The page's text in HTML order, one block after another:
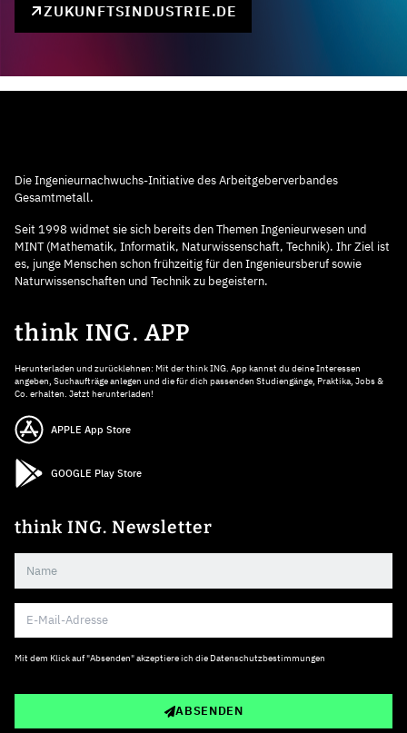
ZUKUNFTSINDUSTRIE.DE
Die Ingenieurnachwuchs-Initiative des Arbeitgeberverbandes
Gesamtmetall.
Seit 1998 widmet sie sich bereits den Themen Ingenieurwesen und
MINT (Mathematik, Informatik, Naturwissenschaft, Technik). Ihr Ziel ist
es, junge Menschen schon frühzeitig für den Ingenieursberuf sowie
Naturwissenschaften und Technik zu begeistern.
think ING. APP
Herunterladen und zurücklehnen: Mit der think ING. App kannst du deine Interessen
angeben, Suchaufträge anlegen und die für dich passenden Studiengänge, Praktika, Jobs &
Co. erhalten. Jetzt herunterladen!
APPLE App Store
GOOGLE Play Store
think ING. Newsletter
Mit dem Klick auf "Absenden" akzeptiere ich die Datenschutzbestimmungen
ABSENDEN